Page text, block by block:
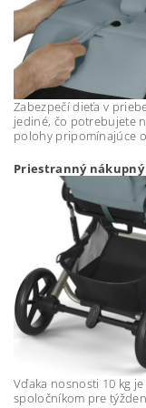
Zabezpečí dieťa v
jediné, čo potrebujete
polohy pripomínajúce
Priestranný
Vďaka nosnosti 10 kg
spoločníkom pre